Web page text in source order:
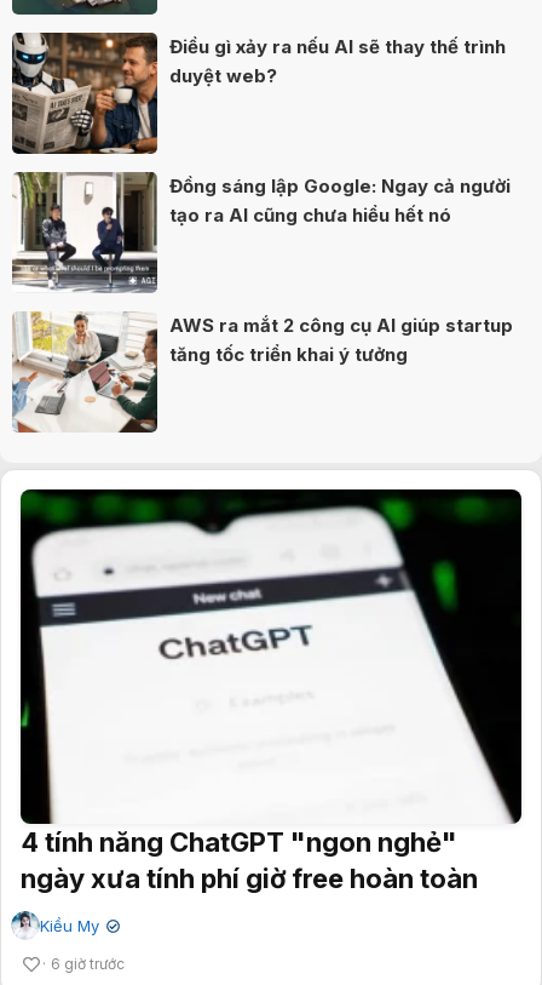
Điều gì xảy ra nếu AI sẽ thay thế trình
duyệt web?
Đồng sáng lập Google: Ngay cả người
tạo ra AI cũng chưa hiểu hết nó
AWS ra mắt 2 công cụ AI giúp startup
tăng tốc triển khai ý tưởng
4 tính năng ChatGPT "ngon nghẻ"
ngày xưa tính phí giờ free hoàn toàn
Kiều My ✔
6 giờ trước